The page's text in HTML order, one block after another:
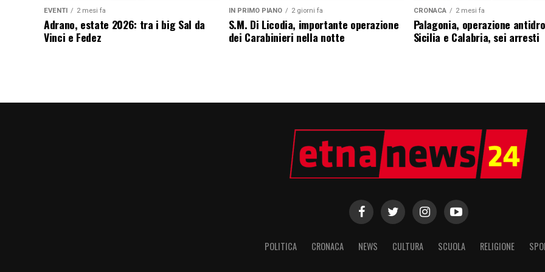
EVENTI 2 mesi fa
Adrano, estate 2026: tra i big Sal da
Vinci e Fedez
IN PRIMO PIANO 2 giorni fa
S.M. Di Licodia, importante operazione
dei Carabinieri nella notte
CRONACA 2 mesi fa
Palagonia, operazione
Sicilia e Calabria, sei arresti
POLITICA CRONACA NEWS CULTURA SCUOLA RELIGIONE